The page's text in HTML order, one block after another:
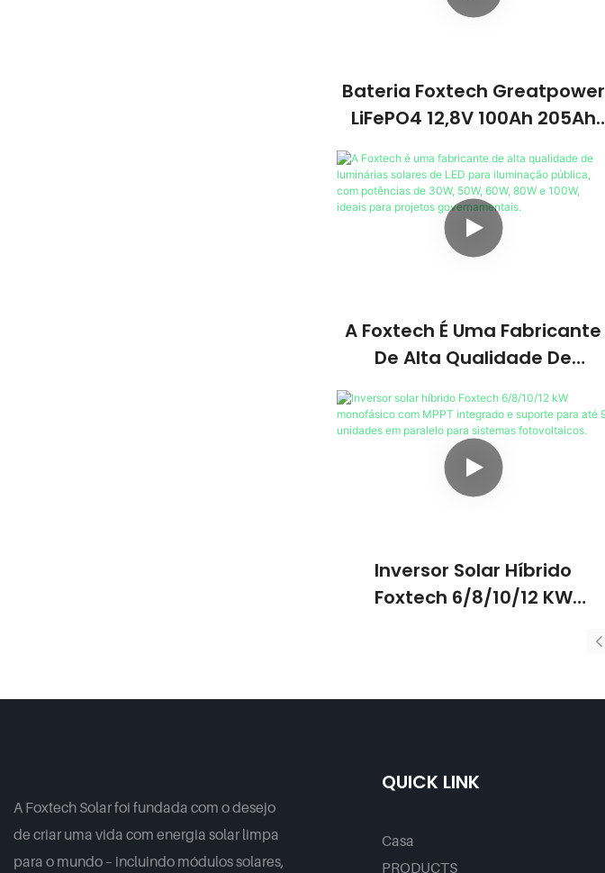
Bateria Foxtech Greatpower
LiFePO4 12,8V 100Ah 205Ah
314Ah 1280Wh-5120Wh IP65
Para Armazenamento De
Energia
A Foxtech É Uma Fabricante
De Alta Qualidade De
Para Iluminação Pública,
Com Potências De 30W, 50W,
60W, 80W E 100W, Ideais Para
Projetos Governamentais.
Inversor Solar Híbrido
Foxtech 6/8/10/12 KW
Integrado E Suporte Para Até
Sistemas Fotovoltaicos.
A Foxtech Solar foi fundada com o desejo
de criar uma vida com energia solar limpa
para o mundo – incluindo módulos solares,
QUICK LINK
Casa
PRODUCTS